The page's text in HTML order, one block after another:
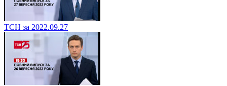
ТСН за 2022.09.27